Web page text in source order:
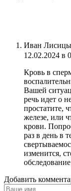
Иван
12.02.2024 в
Кровь в
Вашей
речь идет о
простатите,
железе, или
крови.
раз в день в
изменится,
Добавить